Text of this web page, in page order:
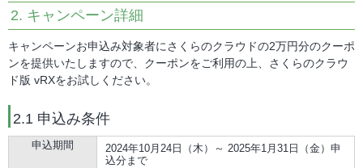
2. キャンペーン詳細
キャンペーンお申込み対象者にさくらのクラウドの2万円分のクーポ
ンを提供いたしますので、クーポンをご利用の上、さくらのクラウ
ド版 vRXをお試しください。
2.1 申込み条件
申込期間
2024年10月24日（木）～ 2025年1月31日（金）申
込分まで